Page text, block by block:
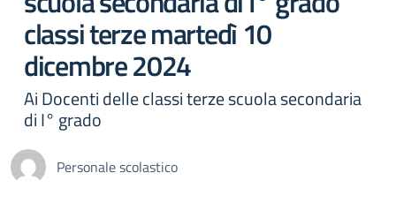
classi terze martedì 10
dicembre 2024
Ai Docenti delle classi terze scuola secondaria
di I° grado
Personale scolastico